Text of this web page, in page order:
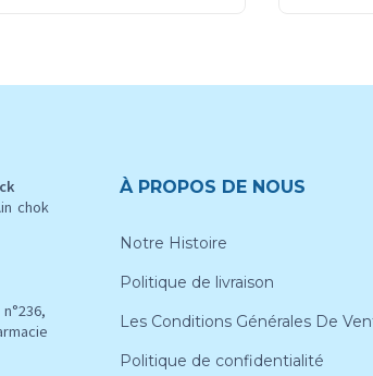
chok
À PROPOS DE NOUS
Notre Histoire
Politique de livraison
Les Conditions Générales De
Politique de confidentialité